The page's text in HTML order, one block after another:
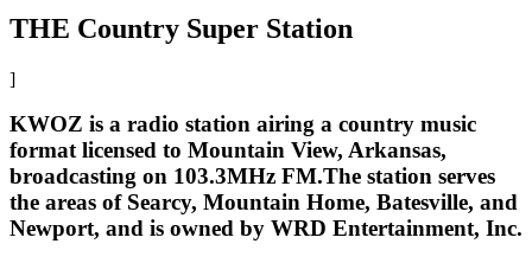
THE Country Super Station
]
KWOZ is a radio station airing a country music
format licensed to Mountain View, Arkansas,
broadcasting on 103.3MHz FM.The station serves
the areas of Searcy, Mountain Home, Batesville, and
Newport, and is owned by WRD Entertainment, Inc.